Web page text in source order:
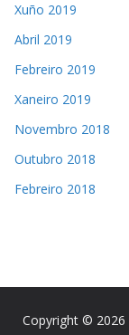
Xuño 2019
Abril 2019
Febreiro 2019
Xaneiro 2019
Novembro 2018
Outubro 2018
Febreiro 2018
Copyright © 2026